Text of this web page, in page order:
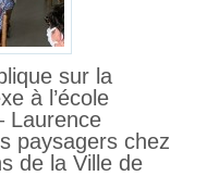
sur la
à l’école
Laurence
paysagers chez
de la Ville de